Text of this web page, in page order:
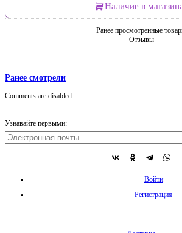
Наличие в
Ранее просмотренные
Отзывы
Ранее смотрели
Comments are disabled
Узнавайте первыми:
Войти
Регистрация